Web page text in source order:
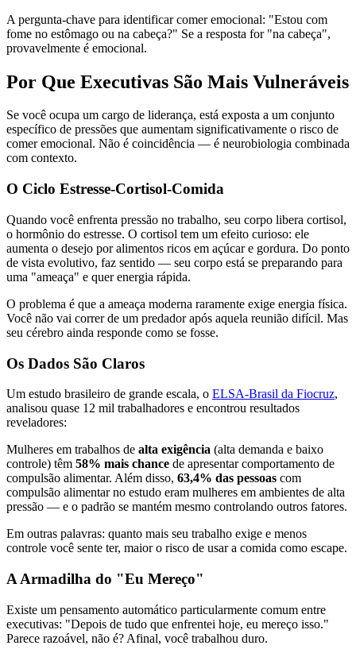
A pergunta-chave para identificar comer emocional: "Estou com
fome no estômago ou na cabeça?" Se a resposta for "na cabeça",
provavelmente é emocional.
Por Que Executivas São Mais Vulneráveis
Se você ocupa um cargo de liderança, está exposta a um conjunto
específico de pressões que aumentam significativamente o risco de
comer emocional. Não é coincidência — é neurobiologia combinada
com contexto.
O Ciclo Estresse-Cortisol-Comida
Quando você enfrenta pressão no trabalho, seu corpo libera cortisol,
o hormônio do estresse. O cortisol tem um efeito curioso: ele
aumenta o desejo por alimentos ricos em açúcar e gordura. Do ponto
de vista evolutivo, faz sentido — seu corpo está se preparando para
uma "ameaça" e quer energia rápida.
O problema é que a ameaça moderna raramente exige energia física.
Você não vai correr de um predador após aquela reunião difícil. Mas
seu cérebro ainda responde como se fosse.
Os Dados São Claros
Um estudo brasileiro de grande escala, o ELSA-Brasil da Fiocruz,
analisou quase 12 mil trabalhadores e encontrou resultados
reveladores:
Mulheres em trabalhos de alta exigência (alta demanda e baixo
controle) têm 58% mais chance de apresentar comportamento de
compulsão alimentar. Além disso, 63,4% das pessoas com
compulsão alimentar no estudo eram mulheres em ambientes de alta
pressão — e o padrão se mantém mesmo controlando outros fatores.
Em outras palavras: quanto mais seu trabalho exige e menos
controle você sente ter, maior o risco de usar a comida como escape.
A Armadilha do "Eu Mereço"
Existe um pensamento automático particularmente comum entre
executivas: "Depois de tudo que enfrentei hoje, eu mereço isso."
Parece razoável, não é? Afinal, você trabalhou duro.